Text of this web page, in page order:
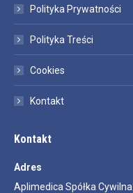
Polityka Prywatności
Polityka Treści
Cookies
Kontakt
Kontakt
Adres
Aplimedica Spółka Cywilna